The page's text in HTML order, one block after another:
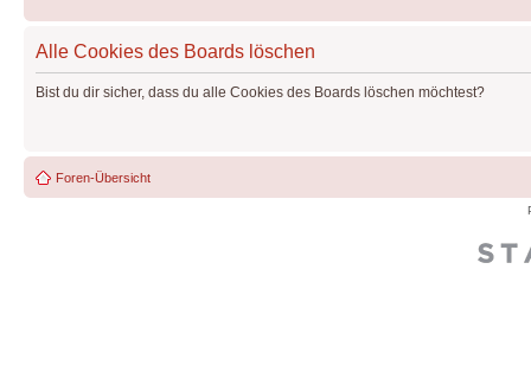
Alle Cookies des Boards löschen
Bist du dir sicher, dass du alle Cookies des Boards löschen möchtest?
Foren-Übersicht